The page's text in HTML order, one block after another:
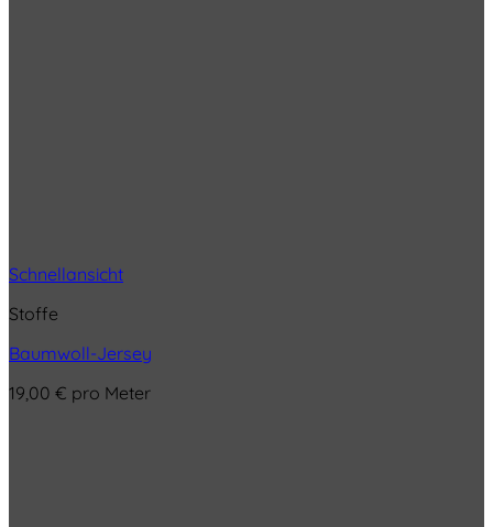
Schnellansicht
Stoffe
Baumwoll-Jersey
19,00 € pro Meter